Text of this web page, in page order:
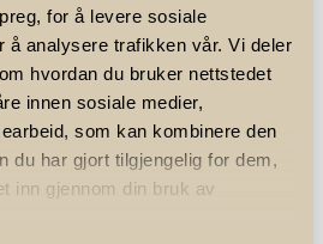
for å levere sosiale
å analysere trafikken vår. Vi deler
hvordan du bruker nettstedet
innen sosiale medier,
som kan kombinere den
du har gjort tilgjengelig for dem,
inn gjennom din bruk av
t-banenettverket, og 10. mai vil
ha endestopp på Borgen
til færre tog gjennom sentrum.
anbefalt transport til etapper